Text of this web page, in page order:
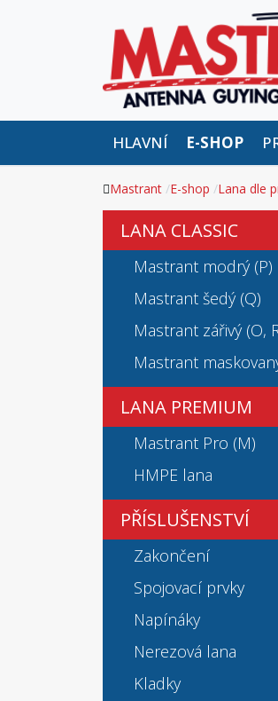
HLAVNÍ E-SHOP
Mastrant E-shop Lana dle
LANA CLASSIC
Mastrant modrý (P)
Mastrant šedý (Q)
Mastrant zářivý (O,
Mastrant
LANA PREMIUM
Mastrant Pro (M)
HMPE lana
PŘÍSLUŠENSTVÍ
Zakončení
Spojovací prvky
Napínáky
Nerezová lana
Kladky